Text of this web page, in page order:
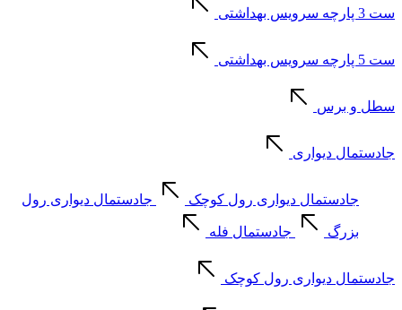
ست 3 پارچه سرویس بهداشتی
ست 5 پارچه سرویس بهداشتی
سطل و برس
جادستمال دیواری
جادستمال دیواری رول کوچک جادستمال دیواری رول
بزرگ جادستمال فله
جادستمال دیواری رول کوچک